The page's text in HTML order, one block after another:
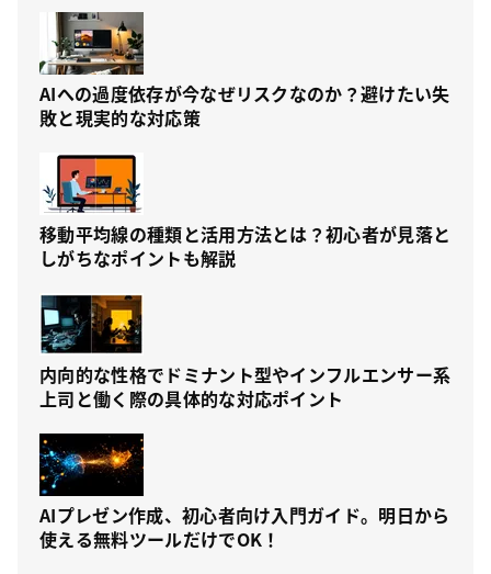
AIへの過度依存が今なぜリスクなのか？避けたい失
敗と現実的な対応策
移動平均線の種類と活用方法とは？初心者が見落と
しがちなポイントも解説
内向的な性格でドミナント型やインフルエンサー系
上司と働く際の具体的な対応ポイント
AIプレゼン作成、初心者向け入門ガイド。明日から
使える無料ツールだけでOK！